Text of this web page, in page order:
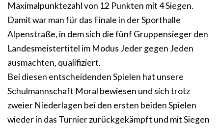
Maximalpunktezahl von 12 Punkten mit 4 Siegen.
Damit war man für das Finale in der Sporthalle
Alpenstraße, in dem sich die fünf Gruppensieger den
Landesmeistertitel im Modus Jeder gegen Jeden
ausmachten, qualifiziert.
Bei diesen entscheidenden Spielen hat unsere
Schulmannschaft Moral bewiesen und sich trotz
zweier Niederlagen bei den ersten beiden Spielen
wieder in das Turnier zurückgekämpft und mit Siegen